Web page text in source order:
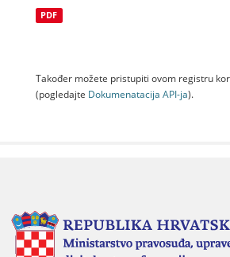
PDF
Također možete pristupiti ovom registru
(pogledajte Dokumenаtаcijа API-jа).